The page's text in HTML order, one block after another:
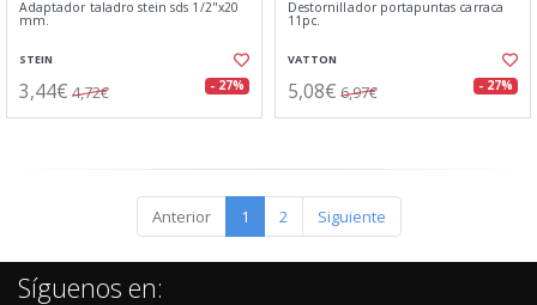
Adaptador taladro stein sds 1/2"x20
mm.
STEIN
3,44€ 4,72€ - 27%
Destornillador portapuntas carraca
11pc.
VATTON
5,08€ 6,97€ - 27%
Anterior 1 2 Siguiente
Síguenos en: